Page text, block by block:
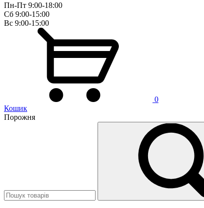
Пн-Пт 9:00-18:00
Сб 9:00-15:00
Вс 9:00-15:00
0
Кошик
Порожня